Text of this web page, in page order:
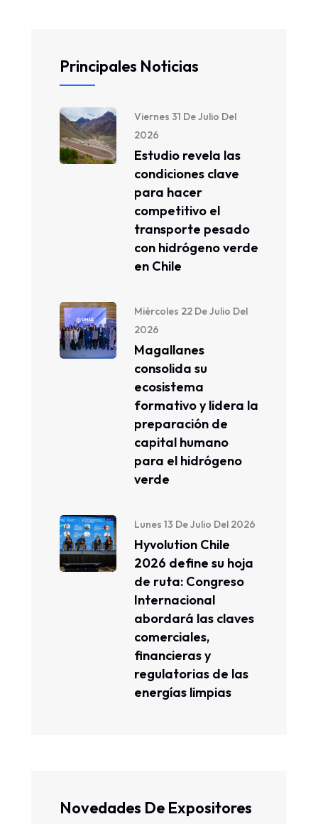
Principales Noticias
Viernes 31 De Julio Del
2026
Estudio revela las
condiciones clave
para hacer
competitivo el
transporte pesado
con hidrógeno verde
en Chile
Miércoles 22 De Julio Del
2026
Magallanes
consolida su
ecosistema
formativo y lidera la
preparación de
capital humano
para el hidrógeno
verde
Lunes 13 De Julio Del 2026
Hyvolution Chile
2026 define su hoja
de ruta: Congreso
Internacional
abordará las claves
comerciales,
financieras y
regulatorias de las
energías limpias
Novedades De Expositores